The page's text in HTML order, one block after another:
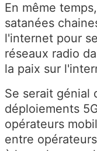
En même
satanées
l'internet pour
réseaux radio
la paix sur
Se serait génial
déploiements
opérateurs
entre